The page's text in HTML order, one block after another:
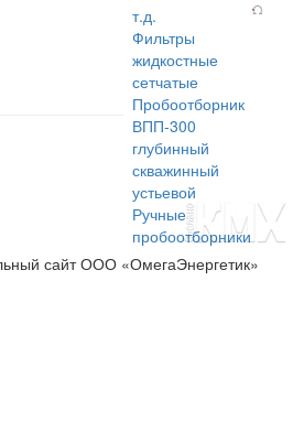
т.д.
Фильтры
жидкостные
сетчатые
Пробоотборник
ВПП-300
глубинный
скважинный
устьевой
Ручные
пробоотборники
сайт ООО «ОмегаЭнергетик»